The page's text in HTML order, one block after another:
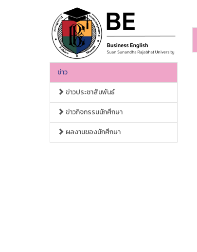
ข่าว
ข่าวประชาสัมพันธ์
ข่าวกิจกรรมนักศึกษา
ผลงานของนักศึกษา